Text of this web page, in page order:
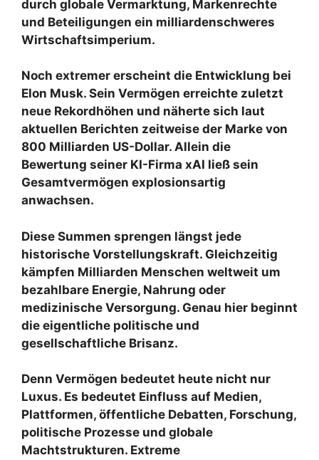
durch globale Vermarktung, Markenrechte
und Beteiligungen ein milliardenschweres
Wirtschaftsimperium.
Noch extremer erscheint die Entwicklung bei
Elon Musk. Sein Vermögen erreichte zuletzt
neue Rekordhöhen und näherte sich laut
aktuellen Berichten zeitweise der Marke von
800 Milliarden US-Dollar. Allein die
Bewertung seiner KI-Firma xAI ließ sein
Gesamtvermögen explosionsartig
anwachsen.
Diese Summen sprengen längst jede
historische Vorstellungskraft. Gleichzeitig
kämpfen Milliarden Menschen weltweit um
bezahlbare Energie, Nahrung oder
medizinische Versorgung. Genau hier beginnt
die eigentliche politische und
gesellschaftliche Brisanz.
Denn Vermögen bedeutet heute nicht nur
Luxus. Es bedeutet Einfluss auf Medien,
Plattformen, öffentliche Debatten, Forschung,
politische Prozesse und globale
Machtstrukturen. Extreme